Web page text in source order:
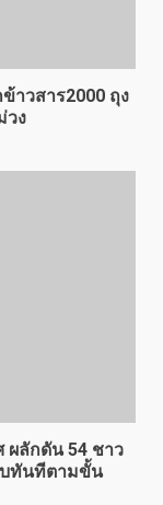
วสาร2000 ถุง
วง
ผลักดัน 54 ชาว
ทันทีตามขั้น